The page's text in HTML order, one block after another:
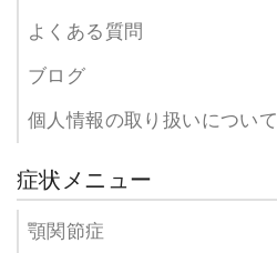
よくある質問
ブログ
個人情報の取り扱いについて
症状メニュー
顎関節症